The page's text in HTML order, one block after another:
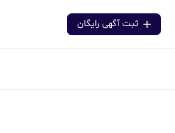
ثبت آگهی رایگان